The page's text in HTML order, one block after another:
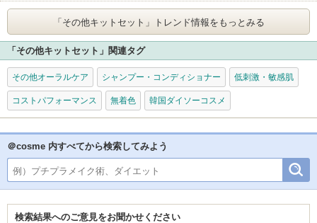
「その他キットセット」 トレンド情報をもっとみる
「その他キットセット」関連タグ
その他オーラルケア シャンプー・コンディショナー 低刺激・敏感肌
コストパフォーマンス 無着色 韓国ダイソーコスメ
＠cosme 内すべてから検索してみよう
検索結果へのご意見をお聞かせください